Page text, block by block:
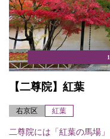
【二尊院】紅葉
右京区 紅葉
二尊院には「紅葉の馬場